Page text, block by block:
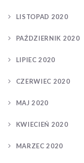
LISTOPAD 2020
PAŹDZIERNIK 2020
LIPIEC 2020
CZERWIEC 2020
MAJ 2020
KWIECIEŃ 2020
MARZEC 2020